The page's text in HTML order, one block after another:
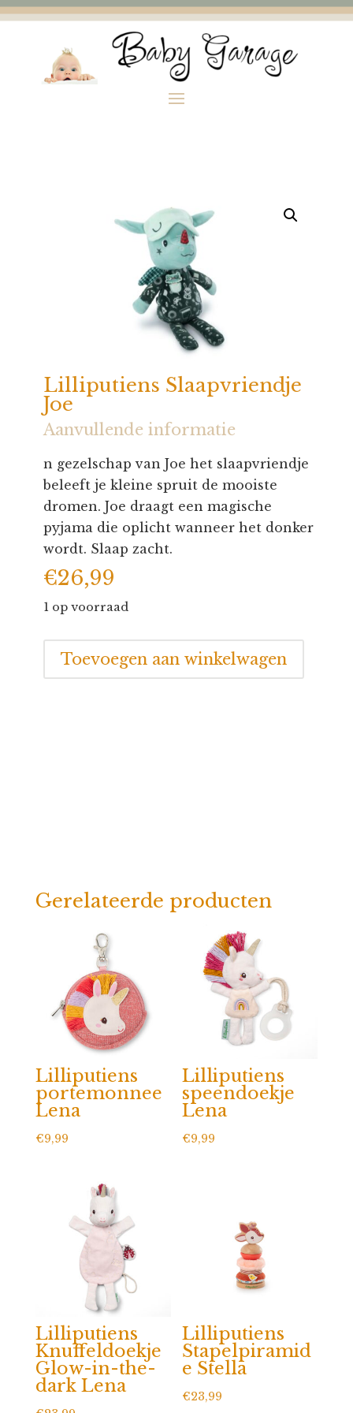
Lilliputiens Slaapvriendje
Joe
Aanvullende informatie
n gezelschap van Joe het slaapvriendje
beleeft je kleine spruit de mooiste
dromen. Joe draagt een magische
pyjama die oplicht wanneer het donker
wordt. Slaap zacht.
€26,99
1 op voorraad
Lilliputiens
Slaapvriendje
Joe
Toevoegen aan winkelwagen
Gerelateerde producten
Lilliputiens
portemonnee
Lena
€9,99
Lilliputiens
speendoekje
Lena
€9,99
Lilliputiens
Knuffeldoekje
Glow-in-the-
dark Lena
Lilliputiens
Stapelpiramid
e Stella
€23,99